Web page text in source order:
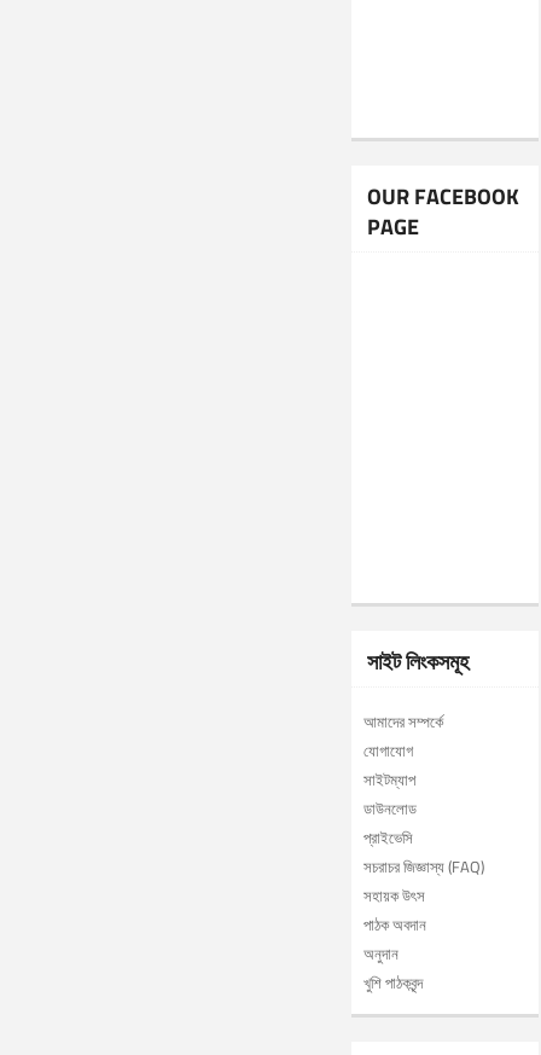
OUR FACEBOOK
PAGE
সাইট লিংকসমূহ
আমাদের সম্পর্কে
যোগাযোগ
সাইটম্যাপ
ডাউনলোড
প্রাইভেসি
সচরাচর জিজ্ঞাস্য (FAQ)
সহায়ক উৎস
পাঠক অবদান
অনুদান
খুশি পাঠকবৃন্দ